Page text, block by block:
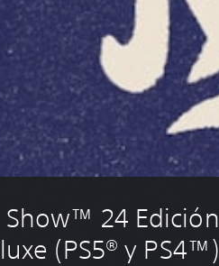
Show™ 24 Edición
(PS5® y PS4™)